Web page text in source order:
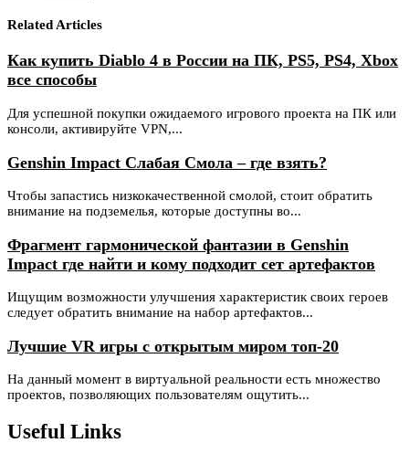
Related Articles
Как купить Diablo 4 в России на ПК, PS5, PS4, Xbox
все способы
Для успешной покупки ожидаемого игрового проекта на ПК или
консоли, активируйте VPN,...
Genshin Impact Слабая Смола – где взять?
Чтобы запастись низкокачественной смолой, стоит обратить
внимание на подземелья, которые доступны во...
Фрагмент гармонической фантазии в Genshin
Impact где найти и кому подходит сет артефактов
Ищущим возможности улучшения характеристик своих героев
следует обратить внимание на набор артефактов...
Лучшие VR игры с открытым миром топ-20
На данный момент в виртуальной реальности есть множество
проектов, позволяющих пользователям ощутить...
Useful Links